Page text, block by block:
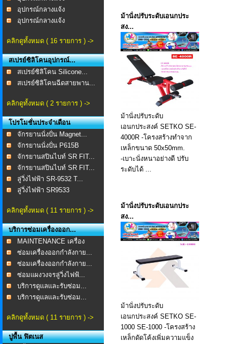
อุปกรณ์กลางแจ้ง
อุปกรณ์กลางแจ้ง
คลิกดูทั้งหมด ( 16 รายการ ) ->
สเปรย์ซิลิโคนอุปกรณ์...
สเปรย์ซิลิโคน Silicone...
สเปรย์ซิลิโคนฉีดสายพาน...
คลิกดูทั้งหมด ( 2 รายการ ) ->
โปรโมชั่นประจำเดือน
จักรยานนั่งปั่น Magnet...
จักรยานนั่งปั่น P615B
จักรยานสปินไบท์ SR FIT...
จักรยานสปินไบท์ SR FIT...
ลู่วิ่งไฟฟ้า SR-9532 T...
ลู่วิ่งไฟฟ้า SR9533
คลิกดูทั้งหมด ( 11 รายการ ) ->
บริการซ่อมเครื่องออก...
MAINTENANCE เครื่อง
ออก...ซ่อมเครื่องออกกำลังกาย...
ซ่อมเครื่องออกกำลังกาย...
ซ่อมแผงวงจรลู่วิ่งไฟฟ้...
บริการดูเเลเเละรับซ่อม...
บริการดูเเลเเละรับซ่อม...
คลิกดูทั้งหมด ( 11 รายการ ) ->
ปูพื้น ฟิตเนส
ม้านั่งปรับระดับเอนกประ
สง...
ม้านั่งปรับระดับ
เอนกประสงค์ SETKO SE-
4000R -โครงสร้างทำจาก
เหล็กขนาด 50x50mm.
-เบาะนั่งหนาอย่างดี ปรับ
ระดับได้ ...
ม้านั่งปรับระดับเอนกประ
สง...
ม้านั่งปรับระดับ
เอนกประสงค์ SETKO SE-
1000 SE-1000 -โครงสร้าง
เหล็กดัดโค้งเพิ่มความแข็ง